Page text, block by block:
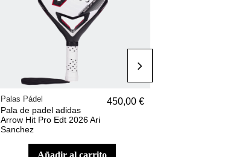
Palas Pádel
Pala de padel adidas
Arrow Hit Pro Edt 2026 Ari
Sanchez
450,00 €